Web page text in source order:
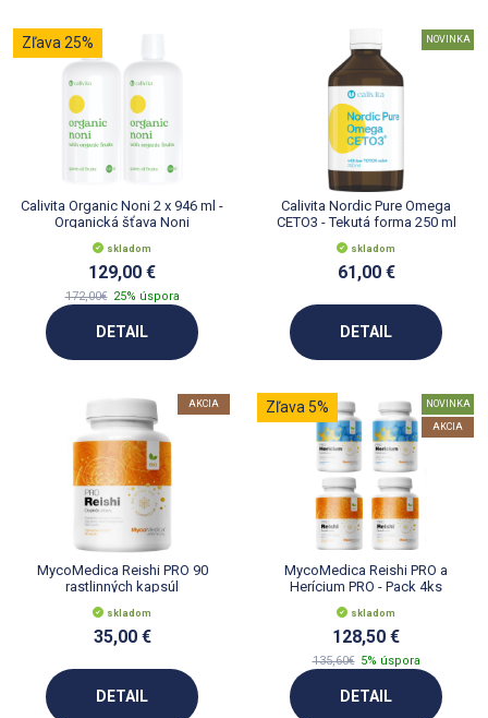
Zľava 25%
Calivita Organic Noni 2 x 946 ml -
Organická šťava Noni
skladom
129,00 €
172,00€ 25% úspora
DETAIL
NOVINKA
Calivita Nordic Pure Omega
CETO3 - Tekutá forma 250 ml
skladom
61,00 €
DETAIL
AKCIA
MycoMedica Reishi PRO 90
rastlinných kapsúl
skladom
35,00 €
DETAIL
Zľava 5% NOVINKA
AKCIA
MycoMedica Reishi PRO a
Herícium PRO - Pack 4ks
skladom
128,50 €
135,60€ 5% úspora
DETAIL